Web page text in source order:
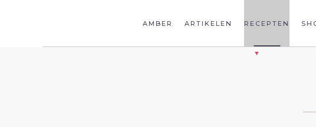
AMBER ARTIKELEN RECEPTEN